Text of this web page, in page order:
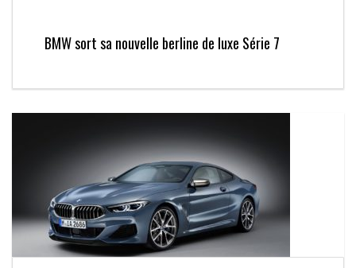
BMW sort sa nouvelle berline de luxe Série 7